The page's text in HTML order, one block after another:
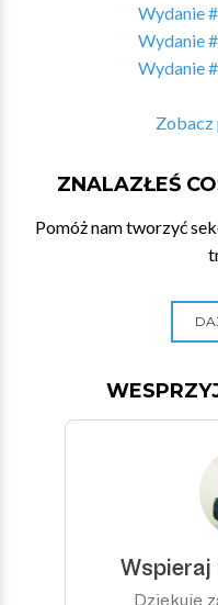
Wydanie
Wydanie
Wydanie
Zobacz
ZNALAZŁEŚ
Pomóż nam tworzyć